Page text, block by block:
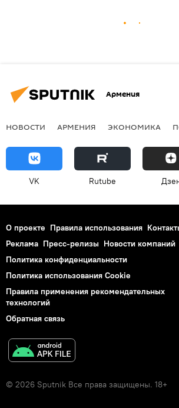
Армения
НОВОСТИ АРМЕНИЯ ЭКОНОМИКА
VK Rutube
О проекте Правила использования
Реклама Пресс-релизы Новости компаний
Политика конфиденциальности
Политика использования Cookie
Правила применения рекомендательных
технологий
Обратная связь
© 2026 Sputnik Все права защищены. 18+